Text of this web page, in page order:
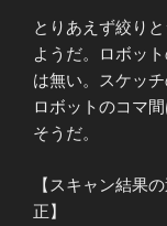
とりあえず絞り
ようだ。ロボッ
は無い。スケッ
ロボットのコマ
そうだ。
【スキャン結果
正】